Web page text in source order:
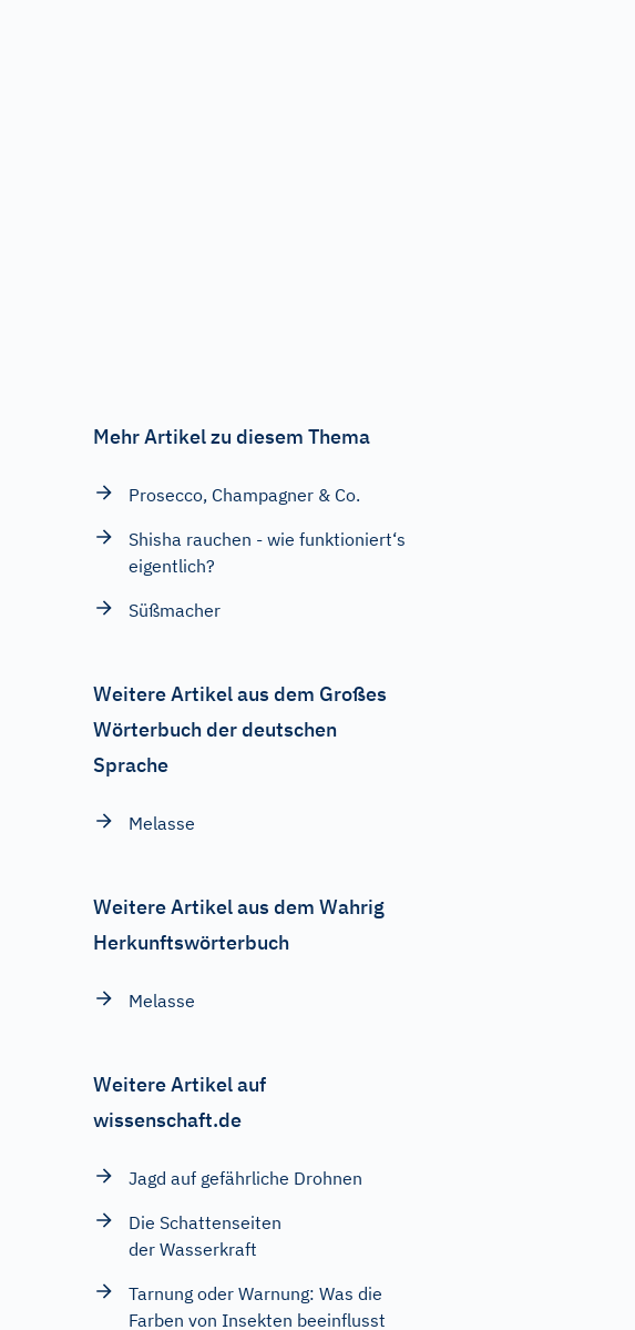
Mehr Artikel zu diesem Thema
Prosecco, Champagner & Co.
Shisha rauchen - wie funktioniert‘s
eigentlich?
Süßmacher
Weitere Artikel aus dem Großes
Wörterbuch der deutschen
Sprache
Melasse
Weitere Artikel aus dem Wahrig
Herkunftswörterbuch
Melasse
Weitere Artikel auf
wissenschaft.de
Jagd auf gefährliche Drohnen
Die Schattenseiten
der Wasserkraft
Tarnung oder Warnung: Was die
Farben von Insekten beeinflusst